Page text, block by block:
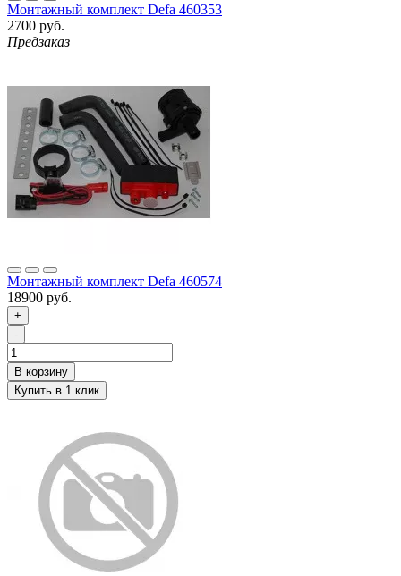
Монтажный комплект Defa 460353
2700 руб.
Предзаказ
Монтажный комплект Defa 460574
18900 руб.
+
-